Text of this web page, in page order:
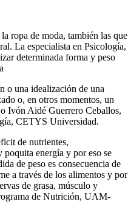
ropa de moda, también las que
La especialista en Psicología,
determinada forma y peso
o una idealización de una
o, en otros momentos, un
Ivón Aidé Guerrero Ceballos,
CETYS Universidad.
de nutrientes,
poquita energía y por eso se
de peso es consecuencia de
a través de los alimentos y por
de grasa, músculo y
de Nutrición, UAM-